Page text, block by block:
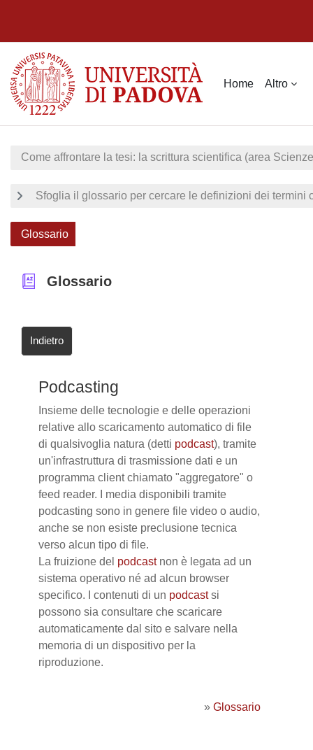
Home Altro
Come affrontare la tesi: la scrittura scientifica (area
Sfoglia il glossario per cercare le definizioni dei termini
Glossario
Glossario
Indietro
Podcasting
Insieme delle tecnologie e delle operazioni
relative allo scaricamento automatico di file
di qualsivoglia natura (detti podcast), tramite
un'infrastruttura di trasmissione dati e un
programma client chiamato "aggregatore" o
feed reader. I media disponibili tramite
podcasting sono in genere file video o audio,
anche se non esiste preclusione tecnica
verso alcun tipo di file.
La fruizione del podcastnon è legata ad un
sistema operativo né ad alcun browser
specifico. I contenuti di un podcastsi
possono sia consultare che scaricare
automaticamente dal sito e salvare nella
memoria di un dispositivo per la
riproduzione.
» Glossario